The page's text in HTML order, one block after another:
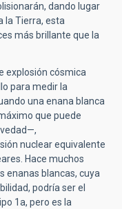
dando lugar
la Tierra, esta
más brillante que la
explosión cósmica
para medir la
una enana blanca
que puede
nuclear equivalente
Hace muchos
enanas blancas, cuya
podría ser el
1a, pero es la